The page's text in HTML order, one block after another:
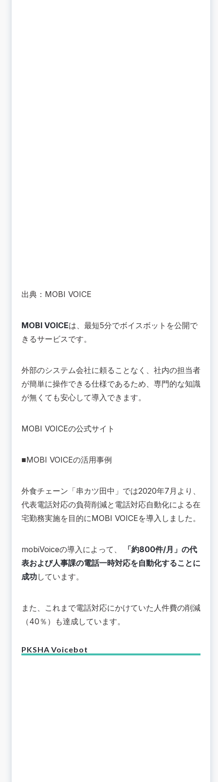
出典：MOBI VOICE
MOBI VOICEは、最短5分でボイスボットを公開で
きるサービスです。
外部のシステム会社に頼ることなく、社内の担当者
が簡単に操作できる仕様であるため、専門的な知識
が無くても安心して導入できます。
MOBI VOICEの公式サイト
■MOBI VOICEの活用事例
外食チェーン「串カツ田中」では2020年7月より、
代表電話対応の負荷削減と電話対応自動化による在
宅勤務実施を目的にMOBI VOICEを導入しました 。
mobiVoiceの導入によって、
「約800件/月」の代
表および人事課の電話一時対応を自動化することに
成功しています。
また、これまで電話対応にかけていた人件費の削減
（40％）も達成しています。
PKSHA Voicebot